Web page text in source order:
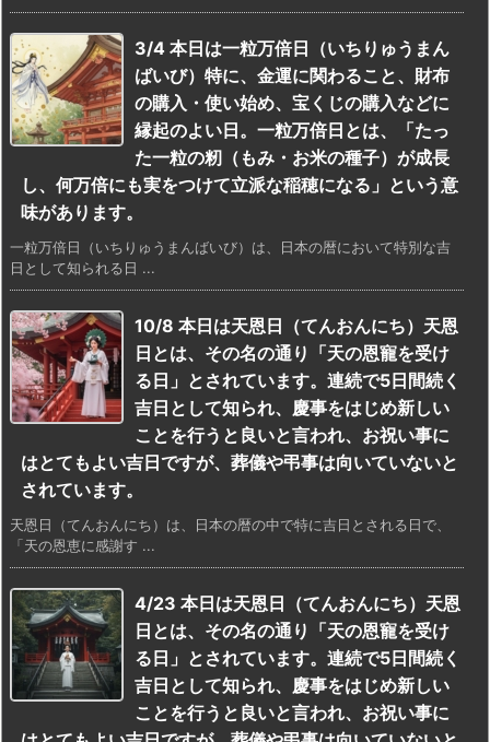
3/4 本日は一粒万倍日（いちりゅうまん
ばいび）特に、金運に関わること、財布
の購入・使い始め、宝くじの購入などに
縁起のよい日。一粒万倍日とは、「たっ
た一粒の籾（もみ・お米の種子）が成長
し、何万倍にも実をつけて立派な稲穂になる」という意
味があります。
一粒万倍日（いちりゅうまんばいび）は、日本の暦において特別な吉
日として知られる日 ...
10/8 本日は天恩日（てんおんにち）天恩
日とは、その名の通り「天の恩寵を受け
る日」とされています。連続で5日間続く
吉日として知られ、慶事をはじめ新しい
ことを行うと良いと言われ、お祝い事に
はとてもよい吉日ですが、葬儀や弔事は向いていないと
されています。
天恩日（てんおんにち）は、日本の暦の中で特に吉日とされる日で、
「天の恩恵に感謝す ...
4/23 本日は天恩日（てんおんにち）天恩
日とは、その名の通り「天の恩寵を受け
る日」とされています。連続で5日間続く
吉日として知られ、慶事をはじめ新しい
ことを行うと良いと言われ、お祝い事に